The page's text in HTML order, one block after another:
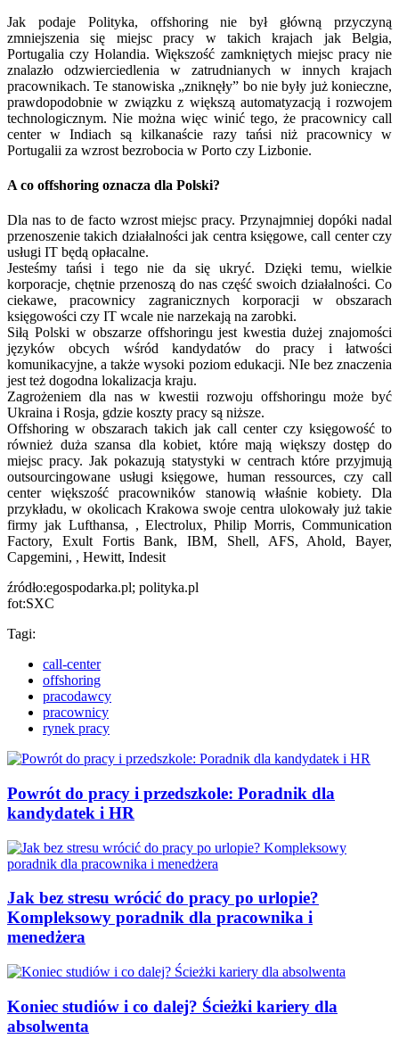
Jak podaje Polityka, offshoring nie był główną przyczyną
zmniejszenia się miejsc pracy w takich krajach jak Belgia,
Portugalia czy Holandia. Większość zamkniętych miejsc pracy nie
znalazło odzwierciedlenia w zatrudnianych w innych krajach
pracownikach. Te stanowiska „zniknęły” bo nie były już konieczne,
prawdopodobnie w związku z większą automatyzacją i rozwojem
technologicznym. Nie można więc winić tego, że pracownicy call
center w Indiach są kilkanaście razy tańsi niż pracownicy w
Portugalii za wzrost bezrobocia w Porto czy Lizbonie.
A co offshoring oznacza dla Polski?
Dla nas to de facto wzrost miejsc pracy. Przynajmniej dopóki nadal
przenoszenie takich działalności jak centra księgowe, call center czy
usługi IT będą opłacalne.
Jesteśmy tańsi i tego nie da się ukryć. Dzięki temu, wielkie
korporacje, chętnie przenoszą do nas część swoich działalności. Co
ciekawe, pracownicy zagranicznych korporacji w obszarach
księgowości czy IT wcale nie narzekają na zarobki.
Siłą Polski w obszarze offshoringu jest kwestia dużej znajomości
języków obcych wśród kandydatów do pracy i łatwości
komunikacyjne, a także wysoki poziom edukacji. NIe bez znaczenia
jest też dogodna lokalizacja kraju.
Zagrożeniem dla nas w kwestii rozwoju offshoringu może być
Ukraina i Rosja, gdzie koszty pracy są niższe.
Offshoring w obszarach takich jak call center czy księgowość to
również duża szansa dla kobiet, które mają większy dostęp do
miejsc pracy. Jak pokazują statystyki w centrach które przyjmują
outsourcingowane usługi księgowe, human ressources, czy call
center większość pracowników stanowią właśnie kobiety. Dla
przykładu, w okolicach Krakowa swoje centra ulokowały już takie
firmy jak Lufthansa, , Electrolux, Philip Morris, Communication
Factory, Exult Fortis Bank, IBM, Shell, AFS, Ahold, Bayer,
Capgemini, , Hewitt, Indesit
źródło:egospodarka.pl; polityka.pl
fot:SXC
Tagi:
call-center
offshoring
pracodawcy
pracownicy
rynek pracy
Powrót do pracy i przedszkole: Poradnik dla
kandydatek i HR
Jak bez stresu wrócić do pracy po urlopie?
Kompleksowy poradnik dla pracownika i
menedżera
Koniec studiów i co dalej? Ścieżki kariery dla
absolwenta